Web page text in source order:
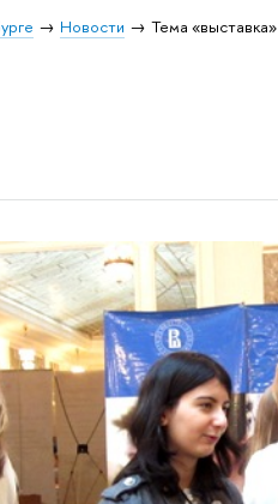
Новости Тема «выставка»